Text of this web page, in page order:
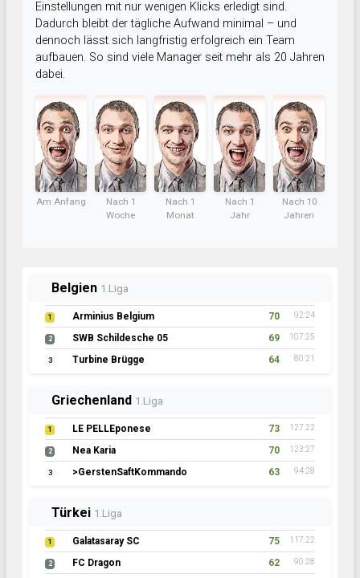
Einstellungen mit nur wenigen Klicks erledigt sind.
Dadurch bleibt der tägliche Aufwand minimal – und
dennoch lässt sich langfristig erfolgreich ein Team
aufbauen. So sind viele Manager seit mehr als 20 Jahren
dabei.
Am Anfang
Nach 1
Woche
Nach 1
Monat
Nach 1
Jahr
Nach 10
Jahren
Belgien 1.Liga
1 Arminius Belgium 70 92:24
2 SWB Schildesche 05 69 107:25
3 Turbine Brügge 64 80:21
Griechenland 1.Liga
1 LE PELLEponese 73 127:22
2 Nea Karia 70 123:27
3 >GerstenSaftKommando 63 94:28
Türkei 1.Liga
1 Galatasaray SC 75 117:22
2 FC Dragon 62 90:28